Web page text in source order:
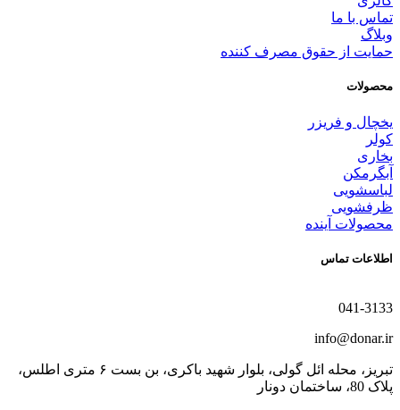
تماس با ما
وبلاگ
حمایت از حقوق مصرف کننده
محصولات
یخچال و فریزر
کولر
بخاری
آبگرمکن
لباسشویی
ظرفشویی
محصولات آینده
اطلاعات تماس
041-3133
info@donar.ir
تبریز، محله ائل گولی، بلوار شهید باکری، بن بست ۶ متری اطلس،
پلاک 80، ساختمان دونار